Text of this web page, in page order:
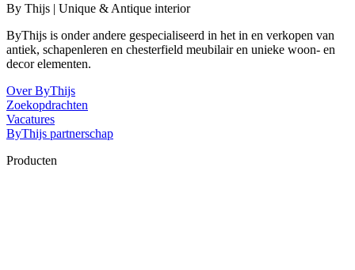
By Thijs | Unique & Antique interior
ByThijs is onder andere gespecialiseerd in het in en verkopen van
antiek, schapenleren en chesterfield meubilair en unieke woon- en
decor elementen.
Over ByThijs
Zoekopdrachten
Vacatures
ByThijs partnerschap
Producten